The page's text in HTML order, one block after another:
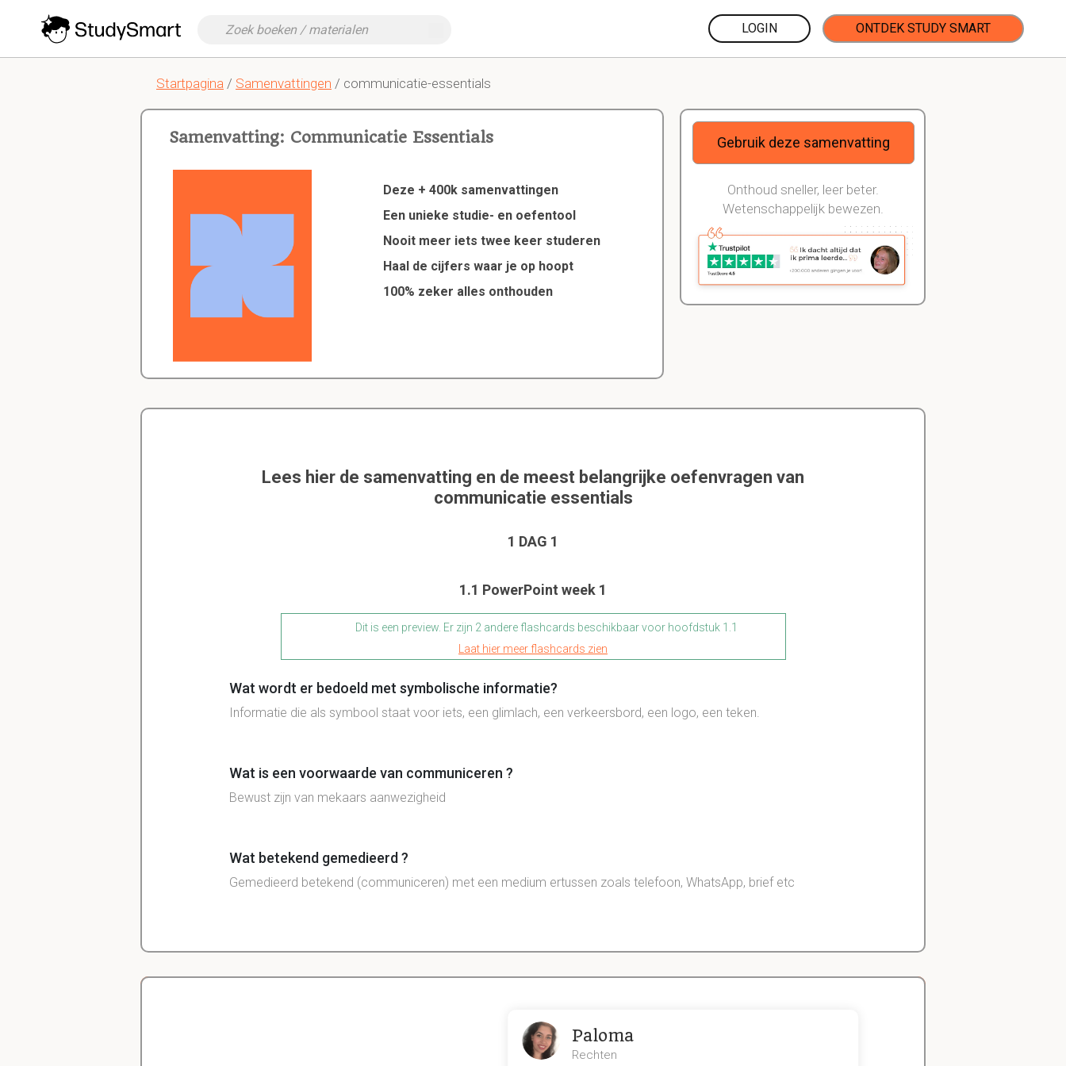
LOGIN ONTDEK STUDY SMART
Startpagina / Samenvattingen / communicatie-essentials
Samenvatting: Communicatie Essentials
Deze + 400k samenvattingen
Een unieke studie- en oefentool
Nooit meer iets twee keer studeren
Haal de cijfers waar je op hoopt
100% zeker alles onthouden
Gebruik deze samenvatting
Onthoud sneller, leer beter.
Wetenschappelijk bewezen.
Lees hier de samenvatting en de meest belangrijke oefenvragen van
communicatie essentials
1 DAG 1
1.1 PowerPoint week 1
Dit is een preview. Er zijn 2 andere flashcards beschikbaar voor hoofdstuk 1.1
Laat hier meer flashcards zien
Wat wordt er bedoeld met symbolische informatie?
Informatie die als symbool staat voor iets, een glimlach, een verkeersbord, een logo, een teken.
Wat is een voorwaarde van communiceren ?
Bewust zijn van mekaars aanwezigheid
Wat betekend gemedieerd ?
Gemedieerd betekend (communiceren) met een medium ertussen zoals telefoon, WhatsApp, brief etc
1.2 Powerpoint week 2
Paloma
Rechten